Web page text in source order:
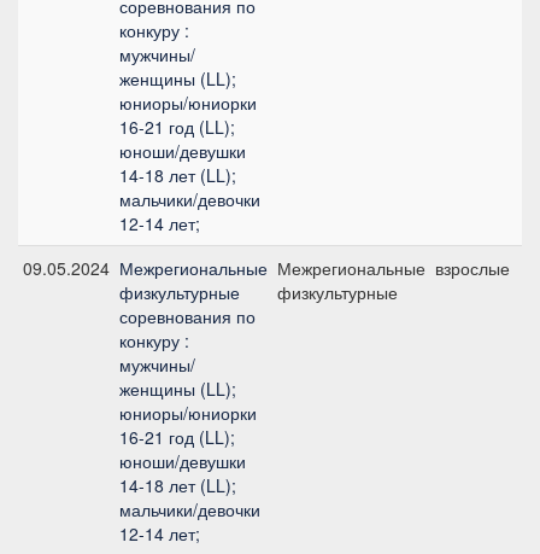
соревнования по
конкуру :
мужчины/
женщины (LL);
юниоры/юниорки
16-21 год (LL);
юноши/девушки
14-18 лет (LL);
мальчики/девочки
12-14 лет;
09.05.2024 Межрегиональные
физкультурные
соревнования по
конкуру :
мужчины/
женщины (LL);
юниоры/юниорки
16-21 год (LL);
юноши/девушки
14-18 лет (LL);
мальчики/девочки
12-14 лет;
Межрегиональные
физкультурные
взрослые